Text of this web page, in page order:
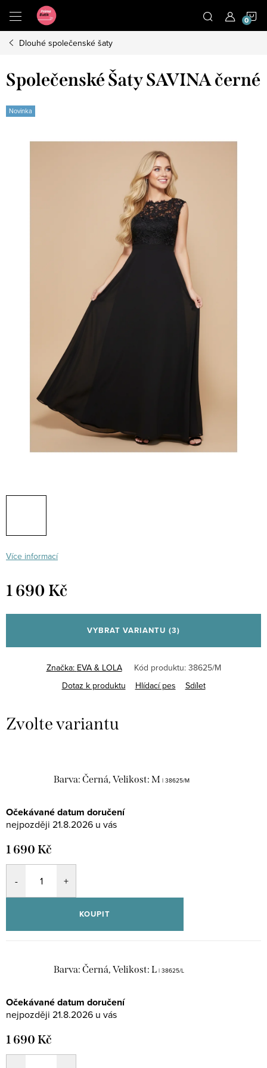
obsah
Dlouhé společenské šaty
Společenské Šaty SAVINA černé
Novinka
Více informací
1 690 Kč
cena:
VYBRAT VARIANTU (3)
Značka: EVA & LOLA Kód produktu: 38625/M
Dotaz k produktu
Hlídací pes Sdílet
Barva: Černá, Velikost: M | 38625/M
Očekávané datum doručení
21.8.2026
1 690 Kč
KOUPIT
Barva: Černá, Velikost: L | 38625/L
Očekávané datum doručení
21.8.2026
1 690 Kč